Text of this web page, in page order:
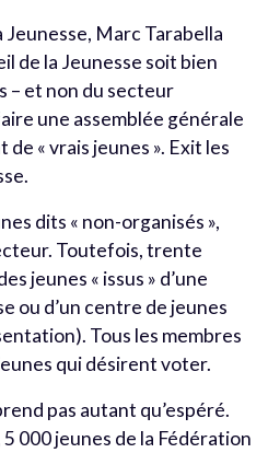
Jeunesse, Marc Tarabella
de la Jeunesse soit bien
– et non du secteur
une assemblée générale
« vrais jeunes ». Exit les
dits « non-organisés »,
Toutefois, trente
jeunes « issus » d’une
ou d’un centre de jeunes
Tous les membres
qui désirent voter.
pas autant qu’espéré.
000 jeunes de la Fédération